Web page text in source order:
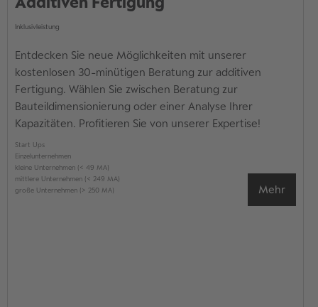
Inklusivleistung
Entdecken Sie neue Möglichkeiten mit unserer
kostenlosen 30-minütigen Beratung zur additiven
Fertigung. Wählen Sie zwischen Beratung zur
Bauteildimensionierung oder einer Analyse Ihrer
Kapazitäten. Profitieren Sie von unserer Expertise!
Start Ups
Einzelunternehmen
kleine Unternehmen (< 49 MA)
mittlere Unternehmen (< 249 MA)
große Unternehmen (> 250 MA)
Mehr